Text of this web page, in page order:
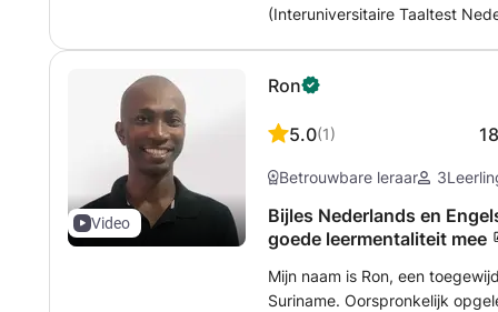
(Interuniversitaire Taaltest
presentaties en argumentatie.
vraag, bekijk dan zeker mijn
Video
Ron
5.0(1)
Betrouwbare leraar 3
Bijles Nederlands en
goede leermentaliteit mee
Mijn naam is Ron, een
Suriname. Oorspronkelijk